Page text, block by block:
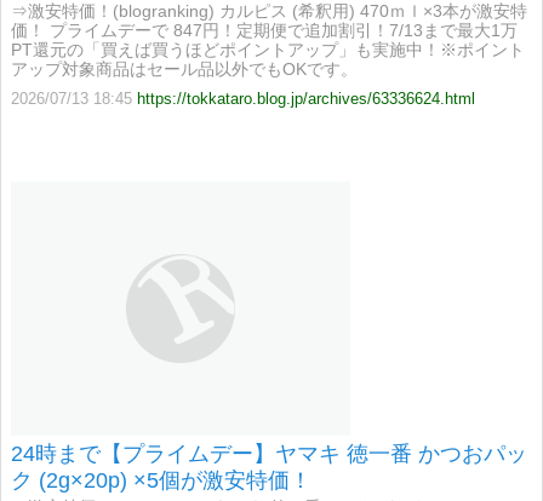
⇒激安特価！(blogranking) カルピス (希釈用) 470ｍｌ×3本が激安特
価！ プライムデーで 847円！定期便で追加割引！7/13まで最大1万
PT還元の「買えば買うほどポイントアップ」も実施中！※ポイント
アップ対象商品はセール品以外でもOKです。
2026/07/13 18:45 https://tokkataro.blog.jp/archives/63336624.html
24時まで【プライムデー】ヤマキ 徳一番 かつおパッ
ク (2g×20p) ×5個が激安特価！